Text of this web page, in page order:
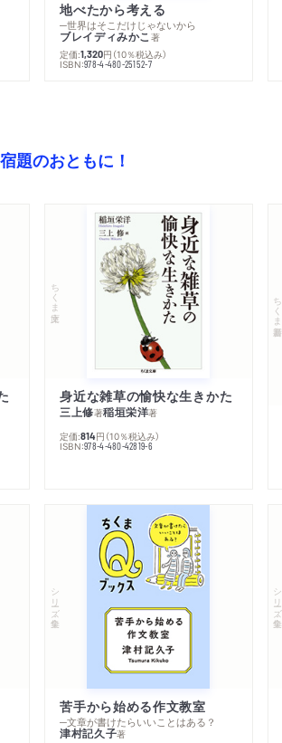
地べたから考える
─世界はそこだけじゃないから
ブレイディみかこ著
定価:1,320円 （10％税込み）
ISBN:978-4-480-25152-7
題のおともに！
ちくま文庫
身近な雑草の愉快な生きかた
三上修著稲垣栄洋著
定価:814円 （10％税込み）
ISBN:978-4-480-42819-6
ちくま新書
シリーズ・全集
苦手から始める作文教室
─文章が書けたらいいことはある？
津村記久子著
シリーズ・全集